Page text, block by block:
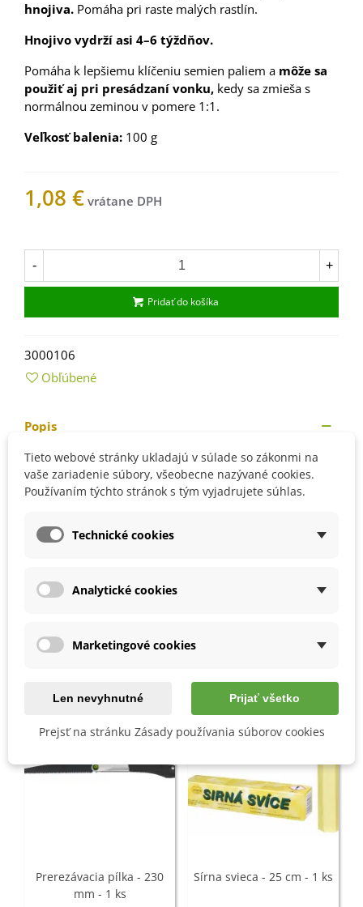
hnojiva. Pomáha pri raste malých rastlín.
Hnojivo vydrží asi 4–6 týždňov.
Pomáha k lepšiemu klíčeniu semien paliem a môže sa
použiť aj pri presádzaní vonku, kedy sa zmieša s
normálnou zeminou v pomere 1:1.
Veľkosť balenia: 100 g
1,08 €
- +
Pridať do košíka
3000106
Obľúbené
Popis
Hodnota pH: 5,8
Zloženie substrátu: Vápnik, Humus, Dusík 280 mg/l,
NaCl 2 g/l
Detaily produktu
Prerezávacia pílka - 230
mm - 1 ks
Sírna svieca - 25 cm - 1 ks
Tieto webové stránky ukladajú v súlade so zákonmi na
vaše zariadenie súbory, všeobecne nazývané cookies.
Používaním týchto stránok s tým vyjadrujete súhlas.
Technické cookies
Analytické cookies
Marketingové cookies
Len nevyhnutné Prijať všetko
Prejsť na stránku Zásady používania súborov cookies